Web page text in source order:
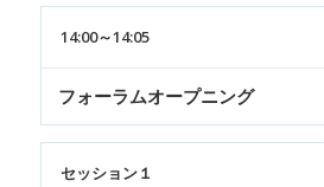
14:00～14:05
フォーラムオープニング
セッション１